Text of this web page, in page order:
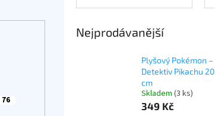
76
Nejprodávanější
Plyšový Pokémon –
Detektiv Pikachu 20
cm
Skladem (3 ks)
349 Kč